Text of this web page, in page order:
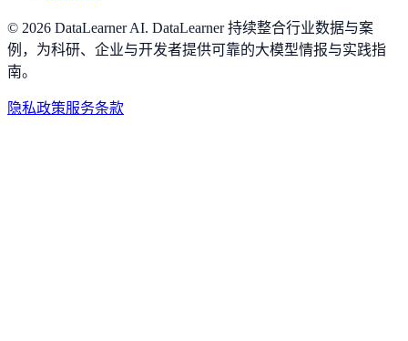
© 2026 DataLearner AI. DataLearner 持续整合行业数据与案
例，为科研、企业与开发者提供可靠的大模型情报与实践指
南。
隐私政策服务条款